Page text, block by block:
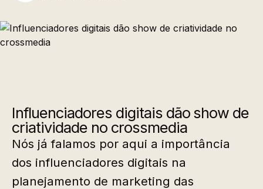
Influenciadores digitais dão show de
criatividade no crossmedia
Nós já falamos por aqui a importância
dos influenciadores digitais na
planejamento de marketing das